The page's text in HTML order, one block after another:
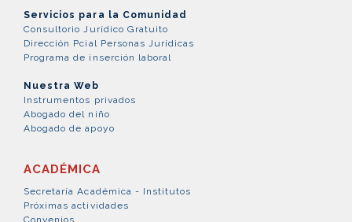
Servicios para la Comunidad
Consultorio Jurídico Gratuito
Dirección Pcial Personas Jurídicas
Programa de inserción laboral
Nuestra Web
Instrumentos privados
Abogado del niño
Abogado de apoyo
ACADÉMICA
Secretaría Académica - Institutos
Próximas actividades
Convenios